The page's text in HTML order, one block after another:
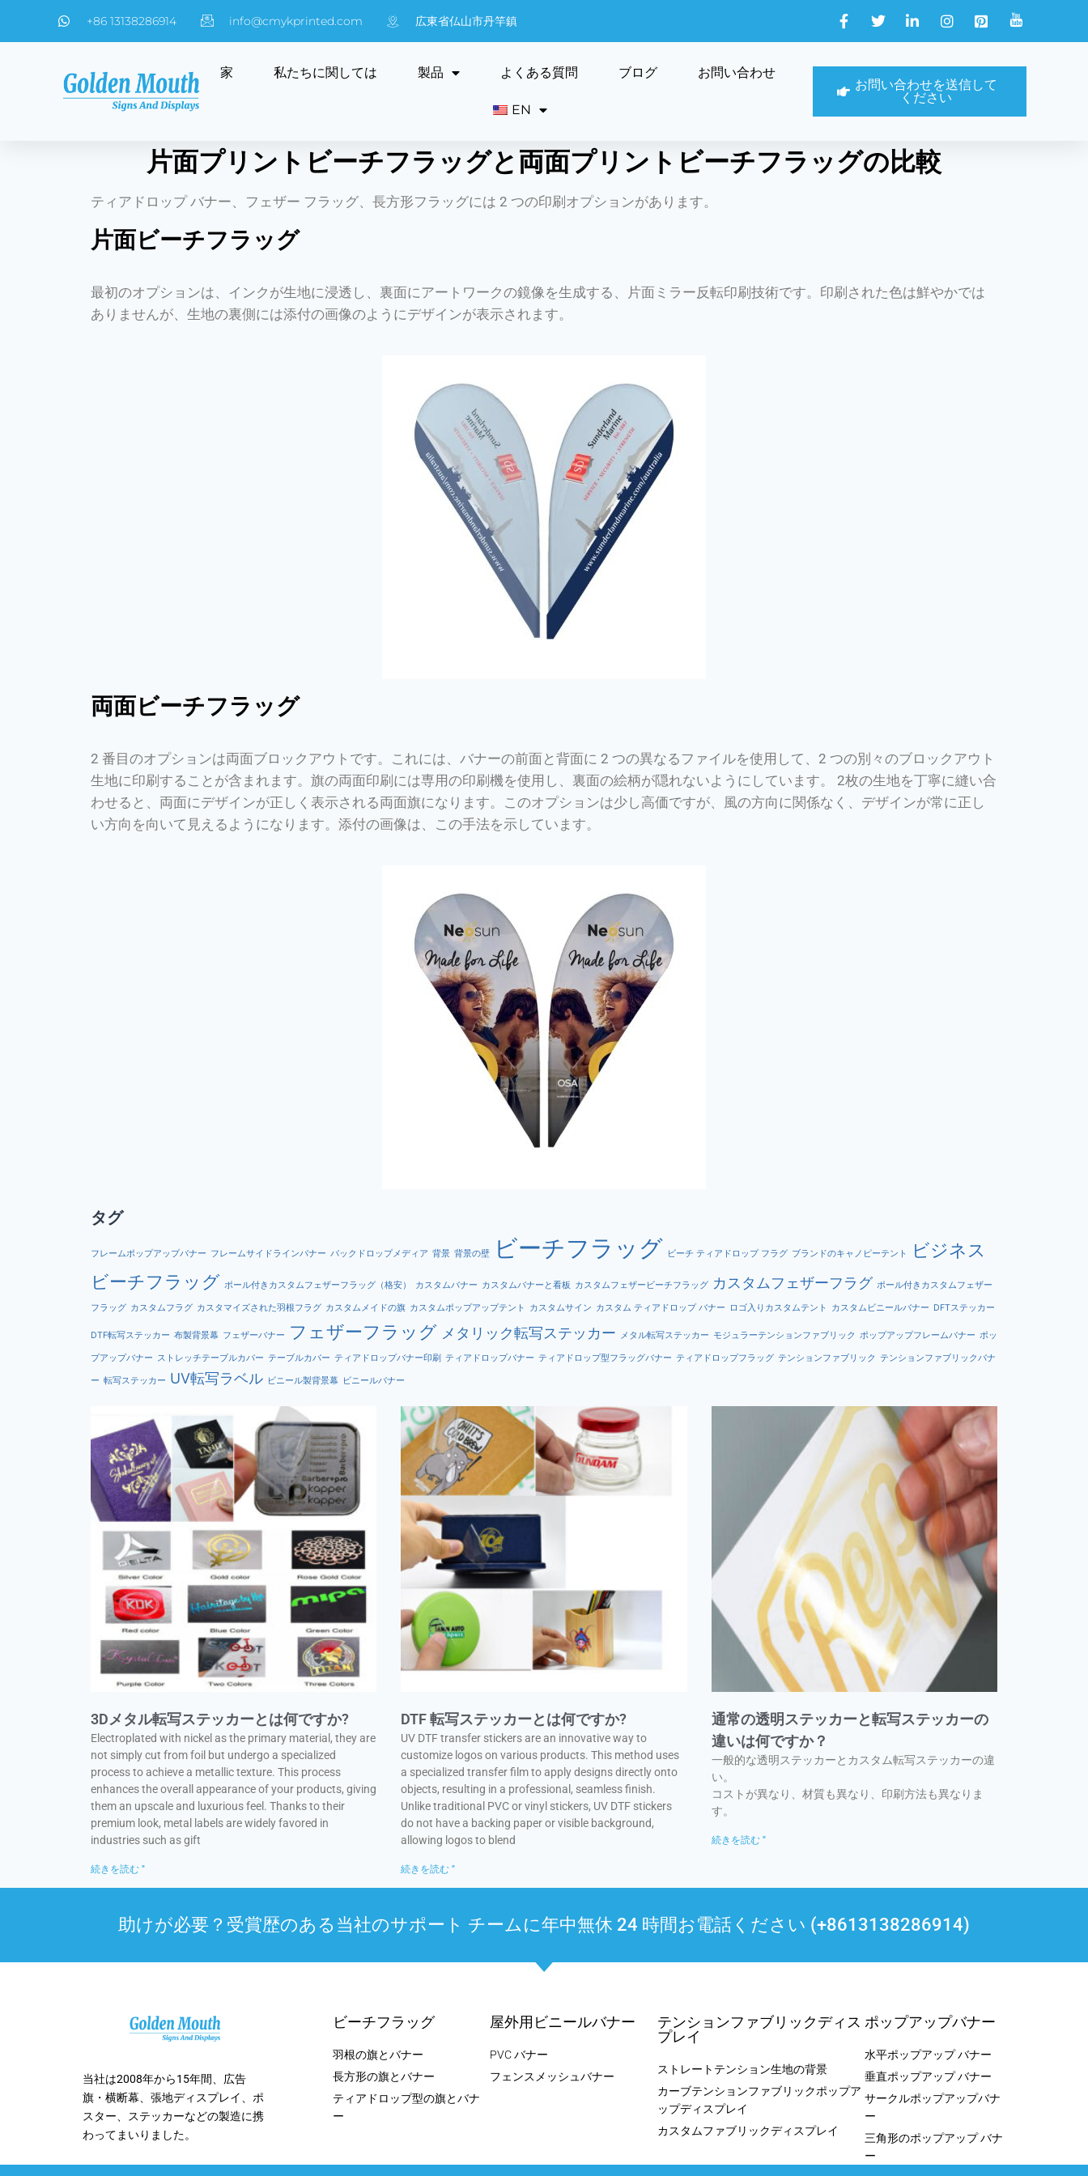
+86 13138286914 info@cmykprinted.com 広東省仏山市丹竿鎮
家 私たちに関しては 製品 よくある質問 ブログ お問い合わせ
EN
お問い合わせを送信して
ください
片面プリントビーチフラッグと両面プリントビーチフラッグの比較
ティアドロップ バナー、フェザー フラッグ、長方形フラッグには 2 つの印刷オプションがあります。
片面ビーチフラッグ
最初のオプションは、インクが生地に浸透し、裏面にアートワークの鏡像を生成する、片面ミラー反転印刷技術です。印刷された色は鮮やかでは
ありませんが、生地の裏側には添付の画像のようにデザインが表示されます。
両面ビーチフラッグ
2 番目のオプションは両面ブロックアウトです。これには、バナーの前面と背面に 2 つの異なるファイルを使用して、2 つの別々のブロックアウト
生地に印刷することが含まれます。旗の両面印刷には専用の印刷機を使用し、裏面の絵柄が隠れないようにしています。 2枚の生地を丁寧に縫い合
わせると、両面にデザインが正しく表示される両面旗になります。このオプションは少し高価ですが、風の方向に関係なく、デザインが常に正し
い方向を向いて見えるようになります。添付の画像は、この手法を示しています。
タグ
フレームポップアップバナー フレームサイドラインバナー バックドロップメディア 背景 背景の壁 ビーチフラッグ ビーチ ティアドロップ フラグ ブランドのキャノピーテント
ビジネス
ビーチフラッグ ポール付きカスタムフェザーフラッグ（格安） カスタムバナー カスタムバナーと看板 カスタムフェザービーチフラッグ カスタムフェザーフラグ ポール付きカスタムフェザー
フラッグ カスタムフラグ カスタマイズされた羽根フラグ カスタムメイドの旗 カスタムポップアップテント カスタムサイン カスタム ティアドロップ バナー ロゴ入りカスタムテント カスタムビニールバナー DFTステッカー
DTF転写ステッカー 布製背景幕 フェザーバナー フェザーフラッグ メタリック転写ステッカー メタル転写ステッカー モジュラーテンションファブリック ポップアップフレームバナー ポッ
プアップバナー ストレッチテーブルカバー テーブルカバー ティアドロップバナー印刷 ティアドロップバナー ティアドロップ型フラッグバナー ティアドロップフラッグ テンションファブリック テンションファブリックバナ
ー 転写ステッカー UV転写ラベル ビニール製背景幕 ビニールバナー
3Dメタル転写ステッカーとは何ですか?
Electroplated with nickel as the primary material, they are
not simply cut from foil but undergo a specialized
process to achieve a metallic texture. This process
enhances the overall appearance of your products, giving
them an upscale and luxurious feel. Thanks to their
premium look, metal labels are widely favored in
industries such as gift
続きを読む "
DTF 転写ステッカーとは何ですか?
UV DTF transfer stickers are an innovative way to
customize logos on various products. This method uses
a specialized transfer film to apply designs directly onto
objects, resulting in a professional, seamless finish.
Unlike traditional PVC or vinyl stickers, UV DTF stickers
do not have a backing paper or visible background,
allowing logos to blend
続きを読む "
通常の透明ステッカーと転写ステッカーの
違いは何ですか？
一般的な透明ステッカーとカスタム転写ステッカーの違
い。
コストが異なり、材質も異なり、印刷方法も異なりま
す。
続きを読む "
助けが必要？受賞歴のある当社のサポート チームに年中無休 24 時間お電話ください (+8613138286914)
当社は2008年から15年間、広告
旗・横断幕、張地ディスプレイ、ポ
スター、ステッカーなどの製造に携
わってまいりました。
ビーチフラッグ
羽根の旗とバナー
長方形の旗とバナー
ティアドロップ型の旗とバナ
ー
屋外用ビニールバナー
PVC バナー
フェンスメッシュバナー
テンションファブリックディス
プレイ
ストレートテンション生地の背景
カーブテンションファブリックポップア
ップディスプレイ
カスタムファブリックディスプレイ
ポップアップバナー
水平ポップアップ バナー
垂直ポップアップ バナー
サークルポップアップバナ
ー
三角形のポップアップ バナ
ー